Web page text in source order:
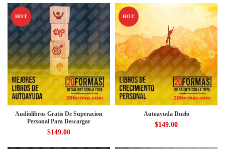
HOT
Audiolibros Gratis De Superacion
Personal Para Descargar
$149.00
HOT
Autoayuda Duelo
$149.00